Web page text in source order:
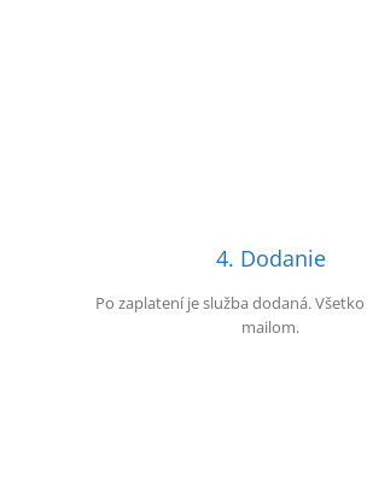
4. Dodanie
Po zaplatení je služba dodaná.
mailom.